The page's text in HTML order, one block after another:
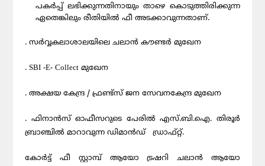
പകർപ്പ് ലഭിക്കുന്നതിനായും താഴെ കൊടുത്തിരിക്കുന്ന
ഏതെങ്കിലും രീതിയിൽ ഫീ അടക്കാവുന്നതാണ്.
. സർവ്വകലാശാലയിലെ ചലാൻ കൗണ്ടർ മുഖേന
. SBI -E- Collect മുഖേന
. അക്ഷയ കേന്ദ്ര / ഫ്രണ്ട്‌സ് ജന സേവനകേന്ദ്ര മുഖേന
. ഫിനാൻസ് ഓഫീസറുടെ പേരിൽ എസ്.ബി.ഐ. തിരൂർ
ബ്രാഞ്ചിൽ മാറാവുന്ന ഡിമാൻഡ് ഡ്രാഫ്റ്റ്.
കോർട്ട് ഫീ സ്റ്റാമ്പ് ആയോ ട്രഷറി ചലാൻ ആയോ